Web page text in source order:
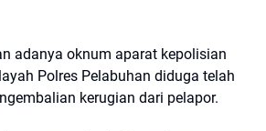
adanya oknum aparat kepolisian
Polres Pelabuhan diduga telah
kerugian dari pelapor.